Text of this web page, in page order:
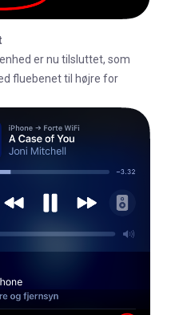
er nu tilsluttet, som
fluebenet til højre for